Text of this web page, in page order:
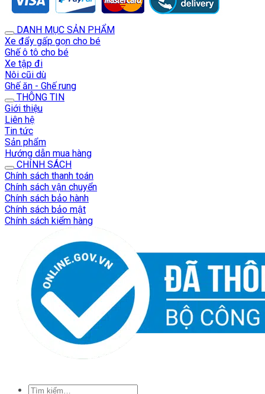
DANH MỤC SẢN PHẨM
Xe đẩy gấp gọn cho bé
Ghế ô tô cho bé
Xe tập đi
Nôi cũi dù
Ghế ăn - Ghế rung
THÔNG TIN
Giới thiệu
Liên hệ
Tin tức
Sản phẩm
Hướng dẫn mua hàng
CHÍNH SÁCH
Chính sách thanh toán
Chính sách vận chuyển
Chính sách bảo hành
Chính sách bảo mật
Chính sách kiểm hàng
Tìm